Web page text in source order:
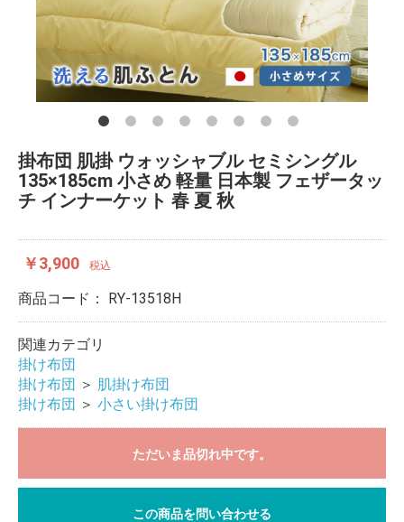
掛布団 肌掛 ウォッシャブル セミシングル
135×185cm 小さめ 軽量 日本製 フェザータッ
チ インナーケット 春 夏 秋
￥3,900 税込
商品コード： RY-13518H
関連カテゴリ
掛け布団
掛け布団 ＞ 肌掛け布団
掛け布団 ＞ 小さい掛け布団
ただいま品切れ中です。
この商品を問い合わせる